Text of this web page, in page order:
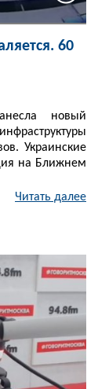
60
новый
Украинские
на Ближнем
Читать далее